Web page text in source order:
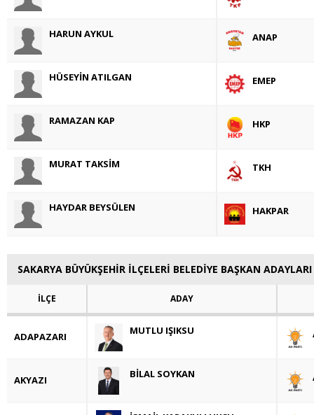
HARUN AYKUL ANAP
HÜSEYİN ATILGAN EMEP
RAMAZAN KAP HKP
MURAT TAKSİM TKH
HAYDAR BEYSÜLEN HAKPAR
SAKARYA BÜYÜKŞEHİR İLÇELERİ BELEDİYE BAŞKAN ADAYLARI
İLÇE ADAY
ADAPAZARI MUTLU IŞIKSU
AKYAZI BİLAL SOYKAN